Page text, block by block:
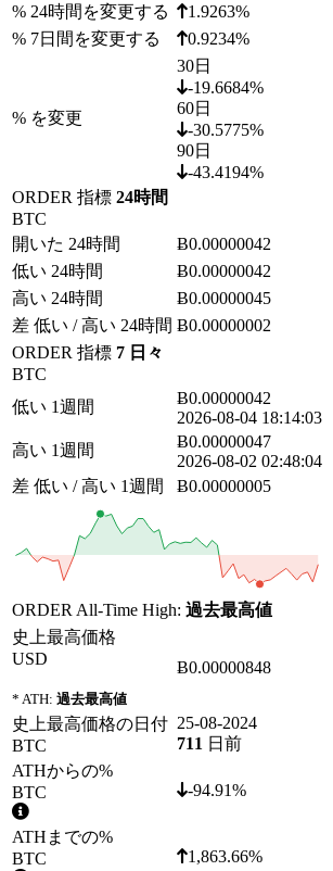
% 24時間を変更する
1.9263%
% 7日間を変更する
0.9234%
% を変更
30日
-19.6684%
60日
-30.5775%
90日
-43.4194%
ORDER 指標 24時間
BTC
開いた 24時間
Ƀ0.00000042
低い 24時間
Ƀ0.00000042
高い 24時間
Ƀ0.00000045
差 低い / 高い 24時間 Ƀ0.00000002
ORDER 指標 7 日々
BTC
低い 1週間
Ƀ0.00000042
2026-08-04 18:14:03
高い 1週間
Ƀ0.00000047
2026-08-02 02:48:04
差 低い / 高い 1週間
Ƀ0.00000005
ORDER All-Time High: 過去最高値
史上最高価格
USD
* ATH: 過去最高値
Ƀ0.00000848
史上最高価格の日付
BTC
25-08-2024
711 日前
ATHからの%
BTC
-94.91%
ATHまでの%
BTC
1,863.66%